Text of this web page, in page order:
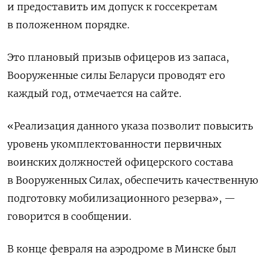
и предоставить им допуск к госсекретам
в положенном порядке.
Это плановый призыв офицеров из запаса,
Вооруженные силы Беларуси проводят его
каждый год, отмечается на сайте.
«Реализация данного указа позволит повысить
уровень укомплектованности первичных
воинских должностей офицерского состава
в Вооруженных Силах, обеспечить качественную
подготовку мобилизационного резерва», —
говорится в сообщении.
В конце февраля на аэродроме в Минске был